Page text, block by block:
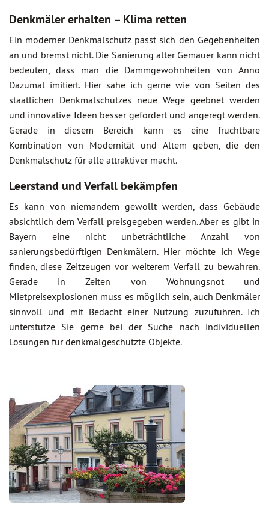
Denkmäler erhalten – Klima retten
Ein moderner Denkmalschutz passt sich den Gegebenheiten
an und bremst nicht. Die Sanierung alter Gemäuer kann nicht
bedeuten, dass man die Dämmgewohnheiten von Anno
Dazumal imitiert. Hier sähe ich gerne wie von Seiten des
staatlichen Denkmalschutzes neue Wege geebnet werden
und innovative Ideen besser gefördert und angeregt werden.
Gerade in diesem Bereich kann es eine fruchtbare
Kombination von Modernität und Altem geben, die den
Denkmalschutz für alle attraktiver macht.
Leerstand und Verfall bekämpfen
Es kann von niemandem gewollt werden, dass Gebäude
absichtlich dem Verfall preisgegeben werden. Aber es gibt in
Bayern eine nicht unbeträchtliche Anzahl von
sanierungsbedürftigen Denkmälern. Hier möchte ich Wege
finden, diese Zeitzeugen vor weiterem Verfall zu bewahren.
Gerade in Zeiten von Wohnungsnot und
Mietpreisexplosionen muss es möglich sein, auch Denkmäler
sinnvoll und mit Bedacht einer Nutzung zuzuführen. Ich
unterstütze Sie gerne bei der Suche nach individuellen
Lösungen für denkmalgeschützte Objekte.